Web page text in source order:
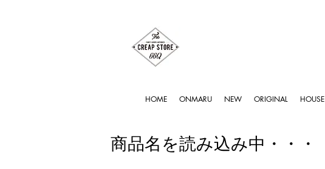
HOME ONMARU NEW ORIGINAL HOUSE
商品名を読み込み中・・・